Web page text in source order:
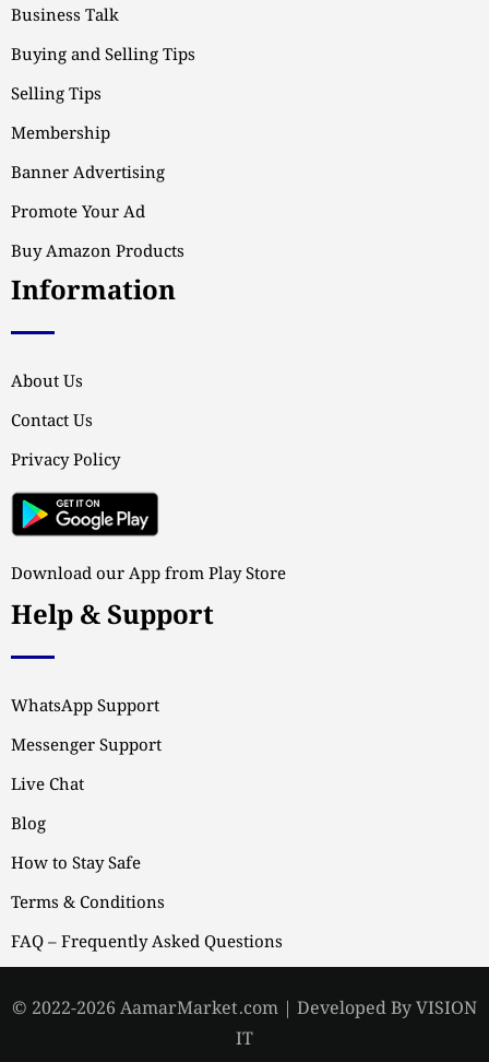
Business Talk
Buying and Selling Tips
Selling Tips
Membership
Banner Advertising
Promote Your Ad
Buy Amazon Products
Information
About Us
Contact Us
Privacy Policy
Download our App from Play Store
Help & Support
WhatsApp Support
Messenger Support
Live Chat
Blog
How to Stay Safe
Terms & Conditions
FAQ – Frequently Asked Questions
© 2022-2026 AamarMarket.com | Developed By VISION
IT